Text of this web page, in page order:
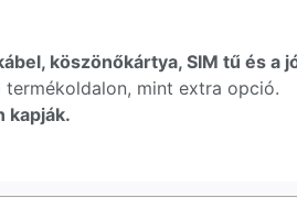
köszönőkártya, SIM tű és a
mint extra opció.
kapják.